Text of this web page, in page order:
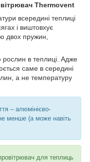
Thermovent
всередині теплиці
і виштовхує
двох пружин,
рослин в теплиці. Адже
саме в середині
а не температуру
– алюмінієво-
менше (а може навіть
для теплиць